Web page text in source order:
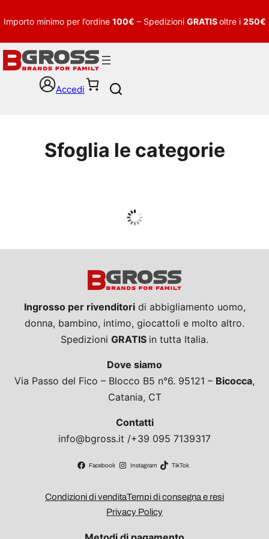
Importo minimo per l’ordine 100€ – Spedizioni GRATISoltre i 250€
Accedi
h
Sfoglia le categorie
Guarda tutto
Ingrosso per rivenditoridi abbigliamento uomo,
donna, bambino, intimo, giocattoli e molto altro.
Spedizioni GRATIS in tutta Italia.
Dove siamo
Via Passo del Fico – Blocco B5 n°6. 95121 – Bicocca,
Catania, CT
Contatti
info@bgross.it /+39 095 7139317
Facebook Instagram TikTok
Condizioni di venditaTempi di consegna e resi
Privacy Policy